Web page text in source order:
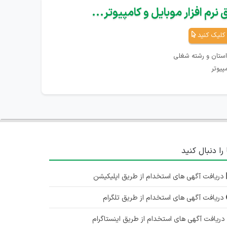
افزار موبایل و کامپیوتر...
کلیک کنید
و رشته شغلی
را دنبال کنید
دریافت آگهی های استخدام از طریق اپلیکیشن
دریافت آگهی های استخدام از طریق تلگرام
دریافت آگهی های استخدام از طریق اینستاگرام